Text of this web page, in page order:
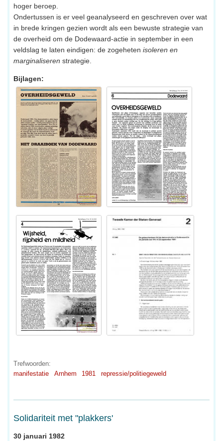
hoger beroep.
Ondertussen is er veel geanalyseerd en geschreven over wat
in brede kringen gezien wordt als een bewuste strategie van
de overheid om de Dodewaard-actie in september in een
veldslag te laten eindigen: de zogeheten isoleren en
marginaliseren strategie.
Bijlagen:
Trefwoorden:
manifestatie
Arnhem 1981 repressie/politiegeweld
Solidariteit met "plakkers'
30 januari 1982